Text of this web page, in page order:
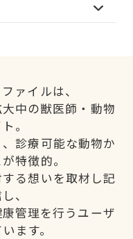
ァイルは、
中の獣医師・動物
。
診療可能な動物か
特徴的。
る想いを取材し記
、
管理を行うユーザ
ます。